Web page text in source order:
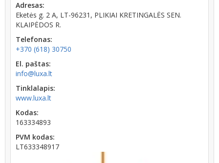
Adresas:
Eketės g. 2 A, LT-96231, PLIKIAI KRETINGALĖS SEN.
KLAIPĖDOS R.
Telefonas:
+370 (618) 30750
El. paštas:
info@luxa.lt
Tinklalapis:
www.luxa.lt
Kodas:
163334893
PVM kodas:
LT633348917